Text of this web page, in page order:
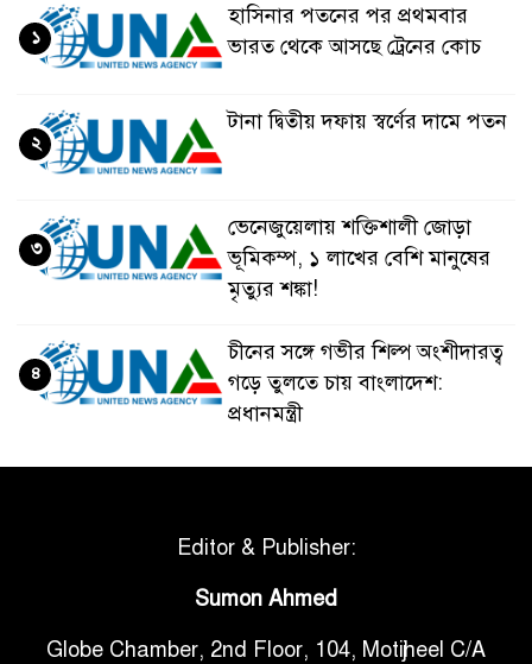
হাসিনার পতনের পর প্রথমবার
ভারত থেকে আসছে ট্রেনের কোচ
১
টানা দ্বিতীয় দফায় স্বর্ণের দামে পতন
২
ভেনেজুয়েলায় শক্তিশালী জোড়া
ভূমিকম্প, ১ লাখের বেশি মানুষের
মৃত্যুর শঙ্কা!
৩
চীনের সঙ্গে গভীর শিল্প অংশীদারত্ব
গড়ে তুলতে চায় বাংলাদেশ:
প্রধানমন্ত্রী
৪
টানা ৩ ম্যাচে গোল ভিনির, ইতিহাস
বলছে বিশ্বকাপ জিতবে ব্রাজিল
Editor & Publisher:
Sumon Ahmed
Globe Chamber, 2nd Floor, 104, Motijheel C/A